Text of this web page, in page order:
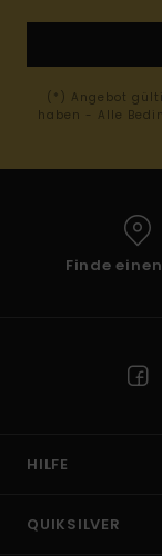
(*) Angebot
haben - Alle
Finde
HILFE
QUIKSILVER